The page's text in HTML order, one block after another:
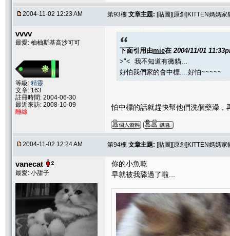
2004-11-02 12:23 AM 第93樓 文章主題: [貼圖][原創]KITTEN媽媽
vvvv
最愛: 柚柚斯基高沙可可
等級: 精靈
文章: 163
註冊時間: 2004-06-30
最近來訪: 2008-10-09
離線
下面引用由mie在 2004/11/01
>"< 我不知道有黴貓...
好怕我們家的會中標....好怕~~~~~
怕中標的話就趕快幫他們洗個藥澡
2004-11-02 12:24 AM 第94樓 文章主題: [貼圖][原創]KITTEN媽媽
vanecat
最愛: 小甜子
你的小魚乾
早就被我舔過了啦...